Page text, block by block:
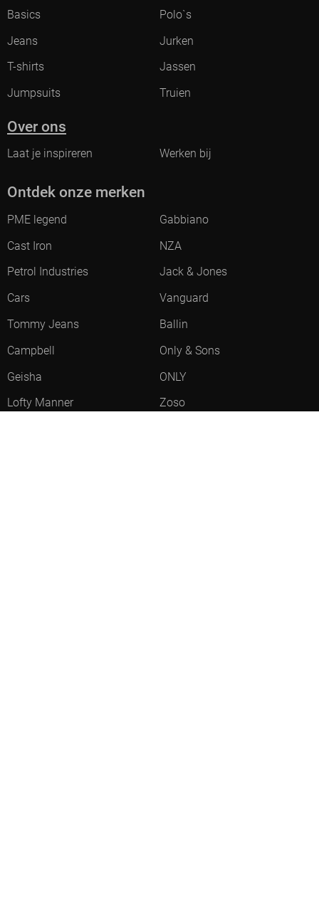
Basics
Polo`s
Jeans
Jurken
T-shirts
Jassen
Jumpsuits
Truien
Over ons
Laat je inspireren Werken bij
Ontdek onze merken
PME legend
Gabbiano
Cast Iron
NZA
Petrol Industries
Jack & Jones
Cars
Vanguard
Tommy Jeans
Ballin
Campbell
Only & Sons
Geisha
ONLY
Lofty Manner
Zoso